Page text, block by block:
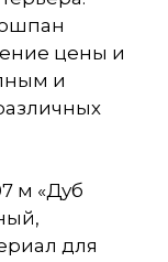
цены и
и
м «Дуб
для